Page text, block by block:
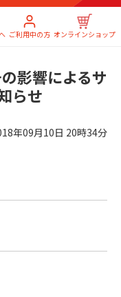
ご利用中の方 オンラインショップ
影響によるサ
らせ
年09月10日 20時34分